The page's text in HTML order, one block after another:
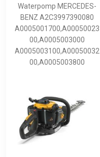
Waterpomp MERCEDES-
BENZ A2C3997390080
A0005001700,A00050023
00,A0005003000
A0005003100,A00050032
00,A0005003800